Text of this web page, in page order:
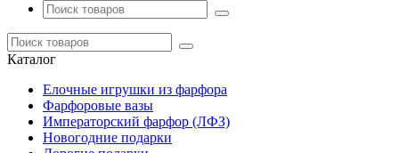
Каталог
Елочные игрушки из фарфора
Фарфоровые вазы
Императорский фарфор (ЛФЗ)
Новогодние подарки